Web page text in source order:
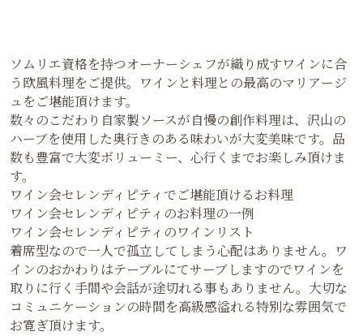
ソムリエ資格を持つオーナーシェフが織り成すワインに合
う欧風料理をご提供。ワインと料理との最高のマリアージ
ュをご堪能頂けます。
数々のこだわり自家製ソースが自慢の創作料理は、沢山の
ハーブを使用した奥行きのある味わいが大変美味です。品
数も豊富で大変ボリューミー、心行くまでお楽しみ頂けま
す。
ワイン会セレンディピティでご堪能頂けるお料理
ワイン会セレンディピティのお料理の一例
ワイン会セレンディピティのワインリスト
着席型なので一人で孤立してしまう心配はありません。ワ
インのおかわりはテーブルにてサーブしますのでワインを
取りに行く手間や会話が途切れる事もありません。大切な
コミュニケーションの時間を高級感溢れる特別な雰囲気で
お寛ぎ頂けます。